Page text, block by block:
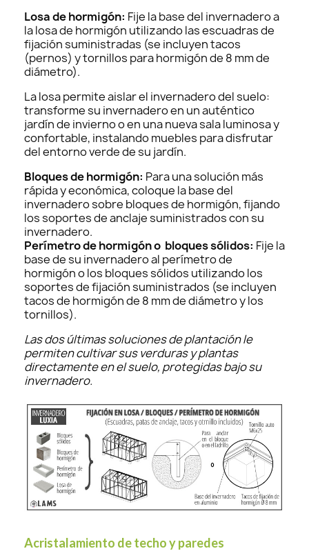
Losa de hormigón: Fije la base del invernadero a
la losa de hormigón utilizando las escuadras de
fijación suministradas (se incluyen tacos
(pernos) y tornillos para hormigón de 8 mm de
diámetro).
La losa permite aislar el invernadero del suelo:
transforme su invernadero en un auténtico
jardín de invierno o en una nueva sala luminosa y
confortable, instalando muebles para disfrutar
del entorno verde de su jardín.
Bloques de hormigón: Para una solución más
rápida y económica, coloque la base del
invernadero sobre bloques de hormigón, fijando
los soportes de anclaje suministrados con su
invernadero.
Perímetro de hormigón o bloques sólidos: Fije la
base de su invernadero al perímetro de
hormigón o los bloques sólidos utilizando los
soportes de fijación suministrados (se incluyen
tacos de hormigón de 8 mm de diámetro y los
tornillos).
Las dos últimas soluciones de plantación le
permiten cultivar sus verduras y plantas
directamente en el suelo, protegidas bajo su
invernadero.
Acristalamiento de techo y paredes